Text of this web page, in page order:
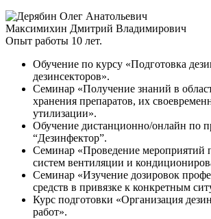
Максимихин Дмитрий Владимирович
Опыт работы 10 лет.
Обучение по курсу «Подготовка
дезинсекторов».
Семинар «Получение знаний в
хранения препаратов, их
утилизации».
Обучение дистанционно/онлайн по
“Дезинфектор”.
Семинар «Проведение мероприятий
систем вентиляции и
Семинар «Изучение дозировок
средств в привязке к конкретным
Курс подготовки «Организация
работ».